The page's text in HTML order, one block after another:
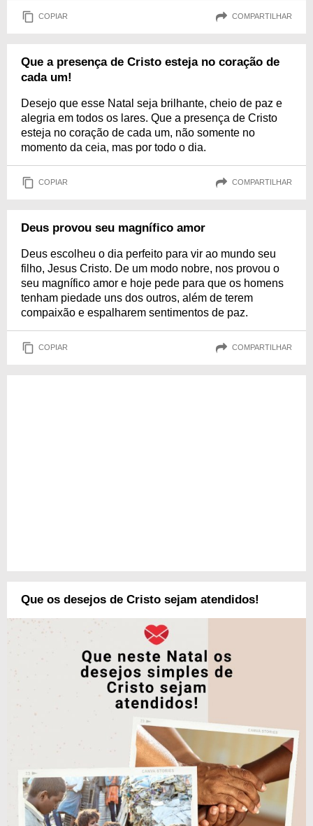
COPIAR COMPARTILHAR
Que a presença de Cristo esteja no coração de
cada um!
Desejo que esse Natal seja brilhante, cheio de paz e
alegria em todos os lares. Que a presença de Cristo
esteja no coração de cada um, não somente no
momento da ceia, mas por todo o dia.
COPIAR COMPARTILHAR
Deus provou seu magnífico amor
Deus escolheu o dia perfeito para vir ao mundo seu
filho, Jesus Cristo. De um modo nobre, nos provou o
seu magnífico amor e hoje pede para que os homens
tenham piedade uns dos outros, além de terem
compaixão e espalharem sentimentos de paz.
COPIAR COMPARTILHAR
Que os desejos de Cristo sejam atendidos!